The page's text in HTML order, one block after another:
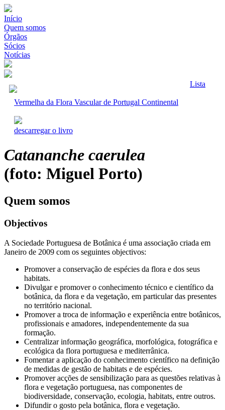
Início
Quem somos
Órgãos
Sócios
Notícias
Lista
Vermelha da Flora Vascular de Portugal Continental
descarregar o livro
Catananche caerulea
(foto: Miguel Porto)
Quem somos
Objectivos
A Sociedade Portuguesa de Botânica é uma associação criada em
Janeiro de 2009 com os seguintes objectivos:
Promover a conservação de espécies da flora e dos seus
habitats.
Divulgar e promover o conhecimento técnico e científico da
botânica, da flora e da vegetação, em particular das presentes
no território nacional.
Promover a troca de informação e experiência entre botânicos,
profissionais e amadores, independentemente da sua
formação.
Centralizar informação geográfica, morfológica, fotográfica e
ecológica da flora portuguesa e mediterrânica.
Fomentar a aplicação do conhecimento científico na definição
de medidas de gestão de habitats e de espécies.
Promover acções de sensibilização para as questões relativas à
flora e vegetação portuguesa, nas componentes de
biodiversidade, conservação, ecologia, habitats, entre outros.
Difundir o gosto pela botânica, flora e vegetação.